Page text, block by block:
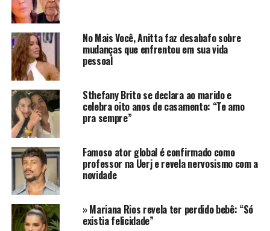
Alexandre Correatambém era o agente da famosa, que
na época era modelo. Juntos, eles viajaram o mundo a
trabalho.
“Por cada um tentar colocar o seu lado da moeda e às
vezes não saber ouvir o outro lado. Um sem paciência e o
outro pavio curto… A gente acaba às vezes falando coisas
assim”, terminou.
The post Sincera, Ana Hickmann revela crise no
casamento e faz revelação bombástica appeared first on
Diario ao Vivo.
No Mais Você, Anitta faz desabafo sobre
mudanças que enfrentou em sua vida
pessoal
Sthefany Brito se declara ao marido e
celebra oito anos de casamento: “Te amo
pra sempre”
Famoso ator global é confirmado como
professor na Uerj e revela nervosismo com a
novidade
» Mariana Rios revela ter perdido bebê: “Só
existia felicidade”